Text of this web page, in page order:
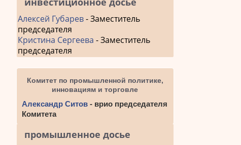
Алексей Губарев- Заместитель
председателя
Кристина Сергеева - Заместитель
председателя
Комитет по промышленной политике,
инновациям и торговле
Александр Ситов - врио председателя
Комитета
промышленное досье